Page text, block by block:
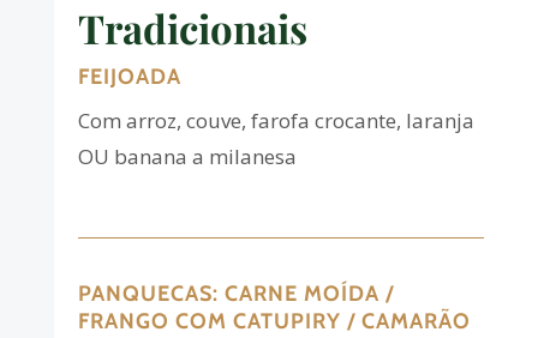
Tradicionais
FEIJOADA
Com arroz, couve, farofa crocante, laranja
OU banana a milanesa
PANQUECAS: CARNE MOÍDA /
FRANGO COM CATUPIRY / CAMARÃO